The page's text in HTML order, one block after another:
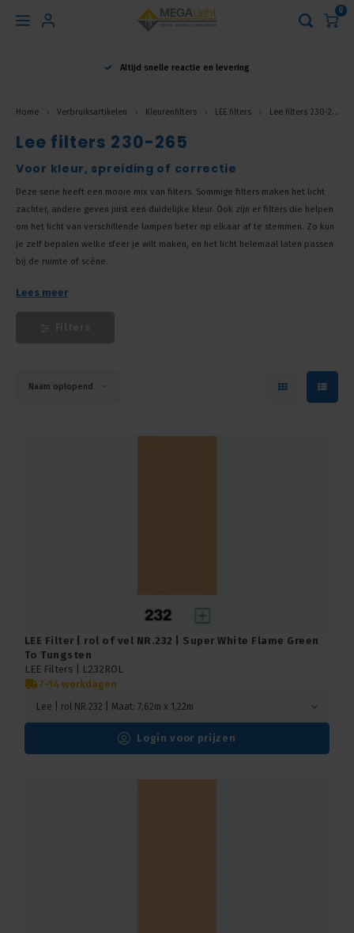
Hoofdmenu
Nederlands
English
Français
0
Altijd snelle reactie en levering
Home Verbruiksartikelen Kleurenfilters LEE filters Lee filters 230-265
Lee filters 230-265
Voor kleur, spreiding of correctie
Deze serie heeft een mooie mix van filters. Sommige filters maken het licht
zachter, andere geven juist een duidelijke kleur. Ook zijn er filters die helpen
om het licht van verschillende lampen beter op elkaar af te stemmen. Zo kun
je zelf bepalen welke sfeer je wilt maken, en het licht helemaal laten passen
bij de ruimte of scène.
Lees meer
Naam oplopend
LEE Filter | rol of vel NR.232 | Super White Flame Green
To Tungsten
LEE Filters |
L232ROL
7-14 werkdagen
Lee | rol NR.232 | Maat: 7,62m x 1,22m
Login voor prijzen